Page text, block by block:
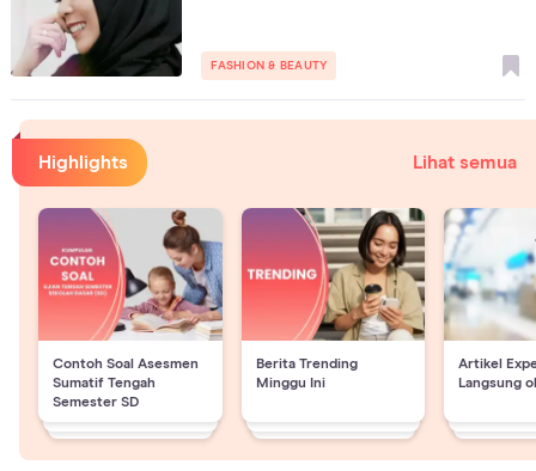
FASHION & BEAUTY
Highlights Lihat semua
Contoh Soal Asesmen
Sumatif Tengah
Semester SD
Berita Trending
Minggu Ini
Artikel
Langsung